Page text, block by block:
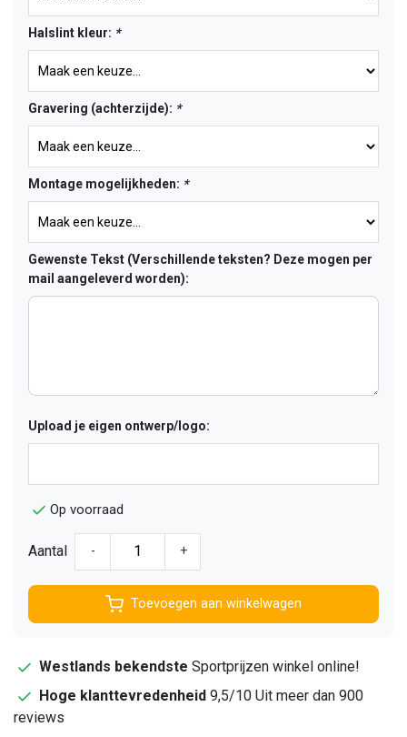
Halslint kleur: *
Gravering (achterzijde): *
Montage mogelijkheden: *
Gewenste Tekst (Verschillende teksten? Deze mogen per
mail aangeleverd worden):
Upload je eigen ontwerp/logo:
Op voorraad
Aantal - +
Toevoegen aan winkelwagen
Westlands bekendste Sportprijzen winkel online!
Hoge klanttevredenheid 9,5/10 Uit meer dan 900
reviews